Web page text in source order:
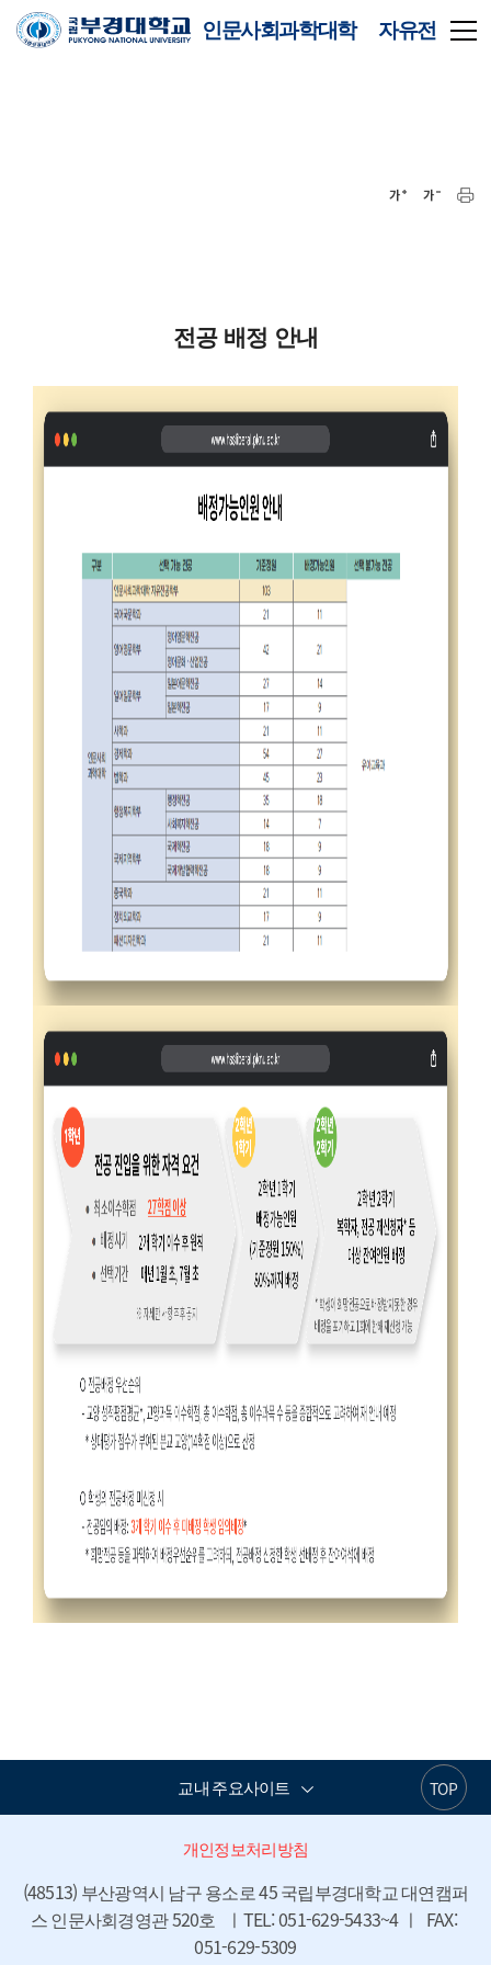
인문사회과학대학 자유전
전공 배정 안내
TOP
교내 주요사이트
개인정보처리방침
(48513) 부산광역시 남구 용소로 45 국립부경대학교 대연캠퍼
스 인문사회경영관 520호   ㅣTEL: 051-629-5433~4 ㅣ  FAX:
051-629-5309